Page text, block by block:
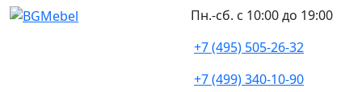
Пн.-сб. с 10:00 до 19:00
+7 (495) 505-26-32
+7 (499) 340-10-90